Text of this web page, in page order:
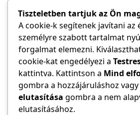
Villámvédelem
Világítástechnika
Áramszolgáltató
Tiszteletben tartjuk az Ön
A cookie-k segítenek javítani az
személyre szabott tartalmat
forgalmat elemezni.
cookie-kat engedélyezi a
kattintva. Kattintson a Mind
gombra a hozzájáruláshoz vagy
elutasítása gombra a nem
elutasításához.